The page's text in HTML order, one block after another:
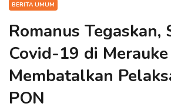
BERITA UMUM
Romanus Tegaskan,
Covid-19 di
Membatalkan
PON